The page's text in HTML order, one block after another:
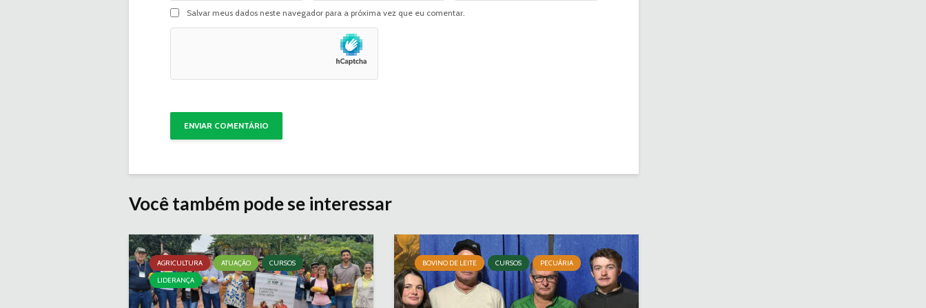
Salvar meus dados neste navegador para a próxima vez que eu comentar.
Você também pode se interessar
AGRICULTURA ATUAÇÃO
CURSOS
LIDERANÇA
BOVINO DE LEITE CURSOS PECUÁRIA